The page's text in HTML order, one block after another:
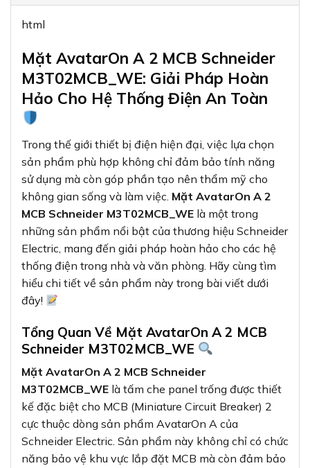
html
Mặt AvatarOn A 2 MCB Schneider
M3T02MCB_WE: Giải Pháp Hoàn
Hảo Cho Hệ Thống Điện An Toàn
Trong thế giới thiết bị điện hiện đại, việc lựa chọn
sản phẩm phù hợp không chỉ đảm bảo tính năng
sử dụng mà còn góp phần tạo nên thẩm mỹ cho
không gian sống và làm việc. Mặt AvatarOn A 2
MCB Schneider M3T02MCB_WE là một trong
những sản phẩm nổi bật của thương hiệu Schneider
Electric, mang đến giải pháp hoàn hảo cho các hệ
thống điện trong nhà và văn phòng. Hãy cùng tìm
hiểu chi tiết về sản phẩm này trong bài viết dưới
đây!
Tổng Quan Về Mặt AvatarOn A 2 MCB
Schneider M3T02MCB_WE
Mặt AvatarOn A 2 MCB Schneider
M3T02MCB_WE là tấm che panel trống được thiết
kế đặc biệt cho MCB (Miniature Circuit Breaker) 2
cực thuộc dòng sản phẩm AvatarOn A của
Schneider Electric. Sản phẩm này không chỉ có chức
năng bảo vệ khu vực lắp đặt MCB mà còn đảm bảo